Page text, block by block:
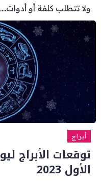
ولا تتطلب كلفة أو أدوات....
أبراج
الأول 2023